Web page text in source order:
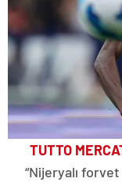
TUTTO
“Nijeryalı